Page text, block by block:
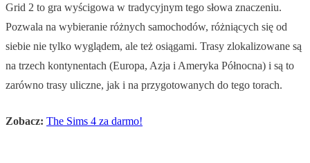
Grid 2 to gra wyścigowa w tradycyjnym tego słowa znaczeniu.
Pozwala na wybieranie różnych samochodów, różniących się od
siebie nie tylko wyglądem, ale też osiągami. Trasy zlokalizowane są
na trzech kontynentach (Europa, Azja i Ameryka Północna) i są to
zarówno trasy uliczne, jak i na przygotowanych do tego torach.
Zobacz: The Sims 4 za darmo!